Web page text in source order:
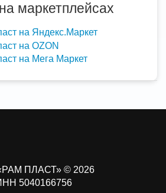
маркетплейсах
ПЛАСТ» © 2026
5040166756